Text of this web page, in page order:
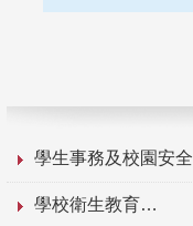
學生事務及校園安全
學校衛生教育